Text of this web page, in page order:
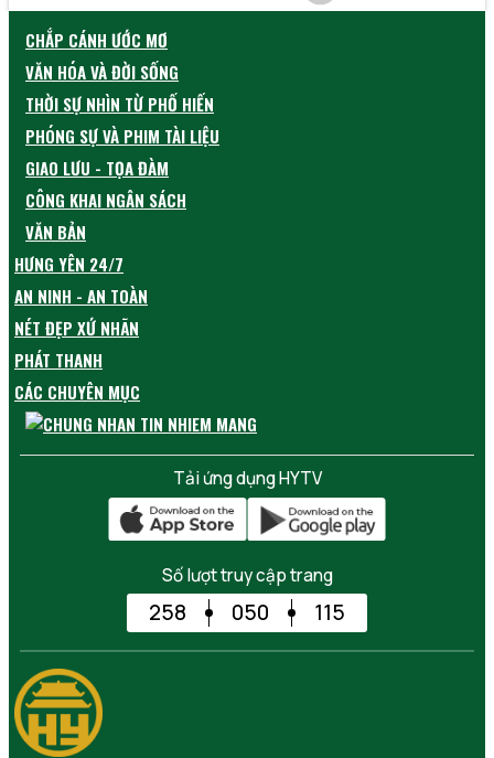
CHẮP CÁNH ƯỚC MƠ
VĂN HÓA VÀ ĐỜI SỐNG
THỜI SỰ NHÌN TỪ PHỐ HIẾN
PHÓNG SỰ VÀ PHIM TÀI LIỆU
GIAO LƯU - TỌA ĐÀM
CÔNG KHAI NGÂN SÁCH
VĂN BẢN
HƯNG YÊN 24/7
AN NINH - AN TOÀN
NÉT ĐẸP XỨ NHÃN
PHÁT THANH
CÁC CHUYÊN MỤC
Tải ứng dụng HYTV
Số lượt truy cập trang
258 050 115